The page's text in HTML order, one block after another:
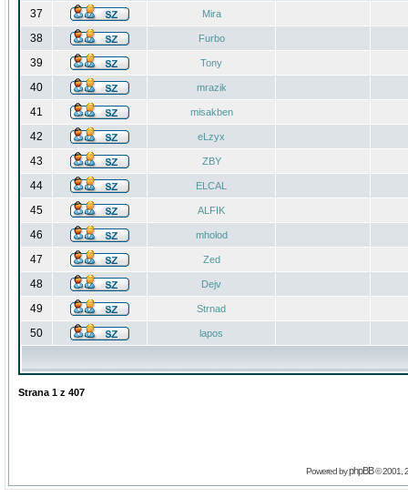
37 Mira
38 Furbo
39 Tony
40 mrazik
41 misakben
42 eLzyx
43 ZBY
44 ELCAL
45 ALFIK
46 mholod
47 Zed
48 Dejv
49 Strnad
50 lapos
Strana 1 z 407
Powered byphpBB© 2001,